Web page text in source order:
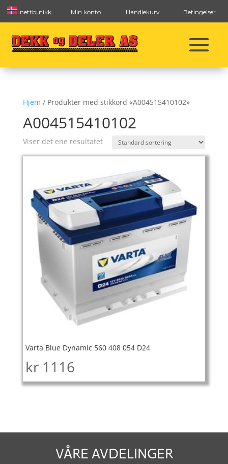
nettbutikk Min konto Handlekurv Betingelser
Hjem / Produkter med stikkord «A004515410102»
A004515410102
Viser det ene resultatet
Varta Blue Dynamic 560 408 054 D24
kr 1116
VÅRE AVDELINGER